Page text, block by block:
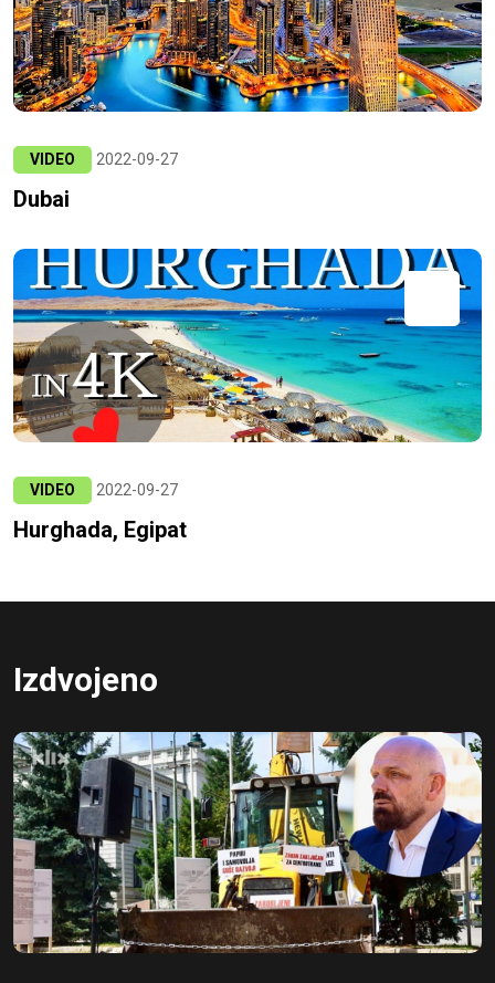
VIDEO 2022-09-27
Dubai
VIDEO 2022-09-27
Hurghada, Egipat
Izdvojeno